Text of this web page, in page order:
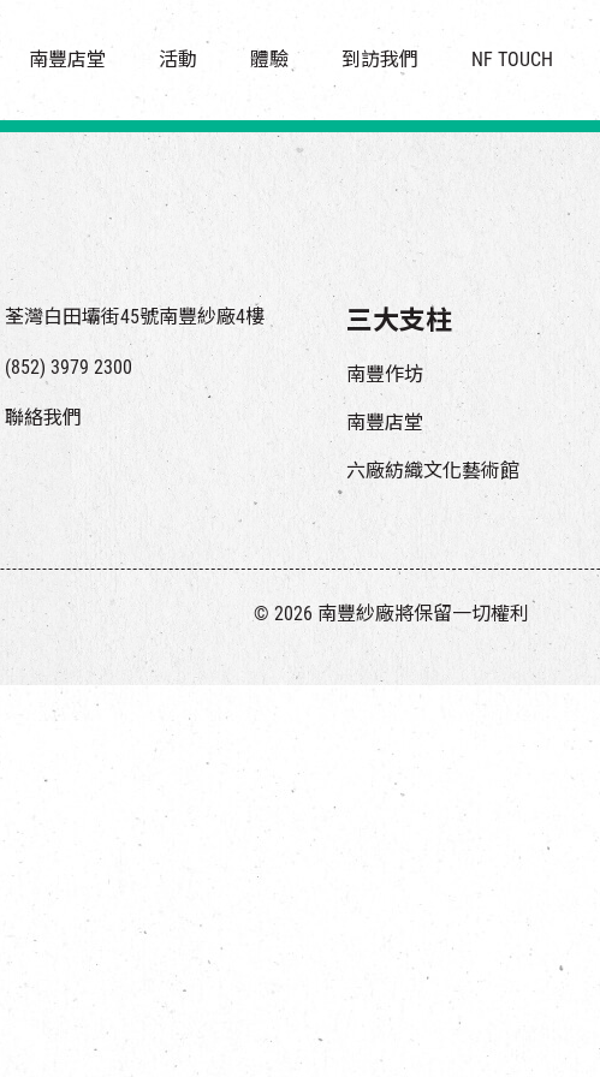
南豐店堂
商店
活動場地
活動
所有活動
世界之約
導賞團
體驗
走進南豐紗廠
CHAT六廠
南豐作坊
其他體驗
到訪我們
開放時間及位置
穿梭巴士服務
停車場
NF TOUCH
荃灣白田壩街45號南豐紗廠4樓
(852) 3979 2300
聯絡我們
三大支柱
南豐作坊
南豐店堂
六廠紡織文化藝術館
© 2026 南豐紗廠將保留一切權利